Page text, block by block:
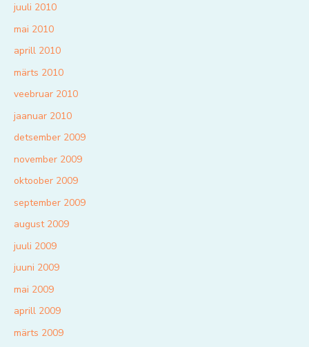
juuli 2010
mai 2010
aprill 2010
märts 2010
veebruar 2010
jaanuar 2010
detsember 2009
november 2009
oktoober 2009
september 2009
august 2009
juuli 2009
juuni 2009
mai 2009
aprill 2009
märts 2009